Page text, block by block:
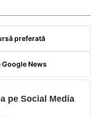
preferată
News
pe Social Media